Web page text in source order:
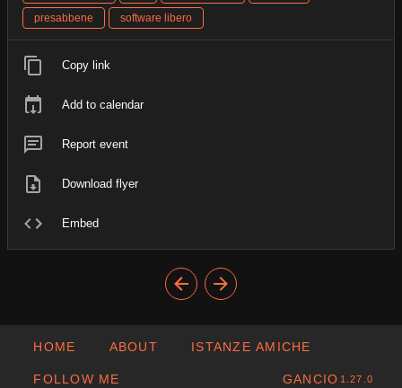
presabbene
software libero
Copy link
Add to calendar
Report event
Download flyer
Embed
HOME ABOUT ISTANZE AMICHE
FOLLOW ME GANCIO 1.27.0